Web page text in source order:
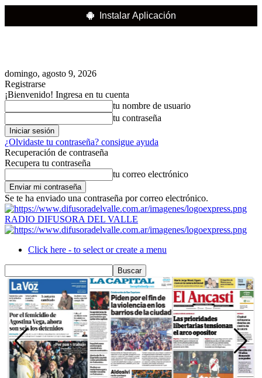
Instalar Aplicación
domingo, agosto 9, 2026
Registrarse
¡Bienvenido! Ingresa en tu cuenta
tu nombre de usuario
tu contraseña
¿Olvidaste tu contraseña? consigue ayuda
Recuperación de contraseña
Recupera tu contraseña
tu correo electrónico
Se te ha enviado una contraseña por correo electrónico.
RADIO DIFUSORA DEL VALLE
Click here - to select or create a menu